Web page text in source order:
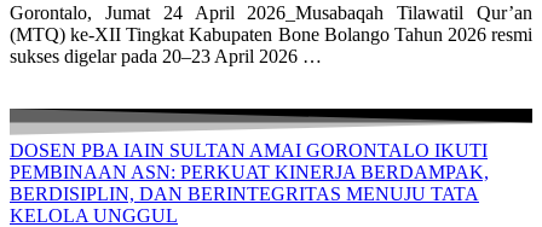
Gorontalo, Jumat 24 April 2026_Musabaqah Tilawatil Qur’an
(MTQ) ke-XII Tingkat Kabupaten Bone Bolango Tahun 2026 resmi
sukses digelar pada 20–23 April 2026 …
DOSEN PBA IAIN SULTAN AMAI GORONTALO IKUTI
PEMBINAAN ASN: PERKUAT KINERJA BERDAMPAK,
BERDISIPLIN, DAN BERINTEGRITAS MENUJU TATA
KELOLA UNGGUL